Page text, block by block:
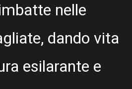
nelle
dando vita
esilarante e